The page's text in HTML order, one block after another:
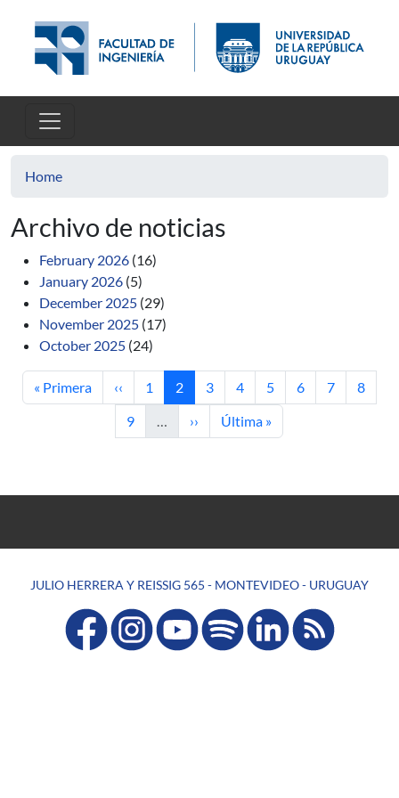
Home
Archivo de noticias
February 2026 (16)
January 2026 (5)
December 2025 (29)
November 2025 (17)
October 2025 (24)
First page
« Primera Previous page
‹‹ Page
1 Current page
2 Page
3 Page
4 Page
5 Page
6 Page
7 Page
8
Page
9 … Next page
›› Last page
Última »
JULIO HERRERA Y REISSIG 565 - MONTEVIDEO - URUGUAY